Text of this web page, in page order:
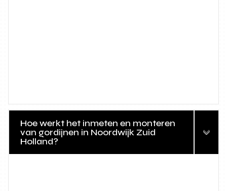
Hoe werkt het inmeten en monteren
van gordijnen in Noordwijk Zuid
Holland?